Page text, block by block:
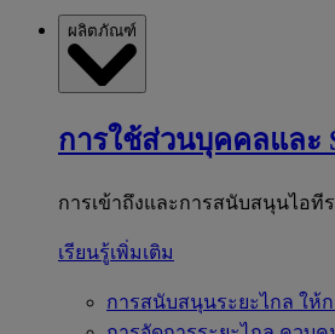
ผลิตภัณฑ์
การใช้ส่วนบุคคลและ
การเข้าถึงและการสนับสนุนไอที
เรียนรู้เพิ่มเติม
การสนับสนุนระยะไกล ให้